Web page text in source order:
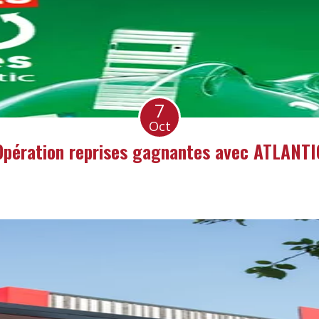
7
Oct
reprises gagnantes avec